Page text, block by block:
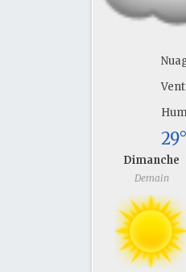
Dimanche
Demain